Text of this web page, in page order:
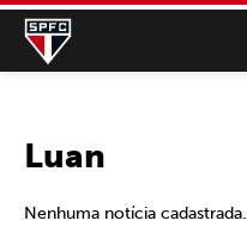
Luan
Nenhuma notícia cadastrada.